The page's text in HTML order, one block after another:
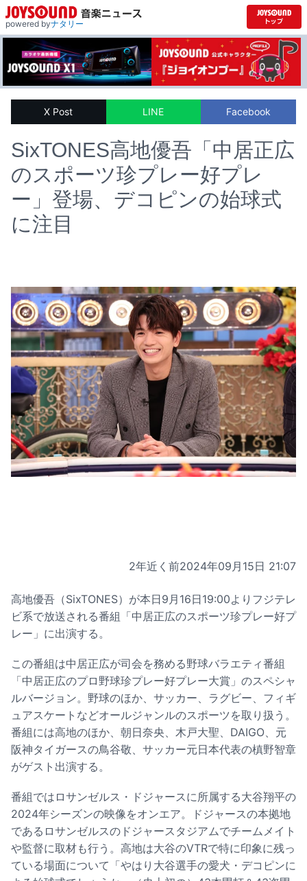
powered byナタリー
X Post LINE Facebook
SixTONES高地優吾「中居正広
のスポーツ珍プレー好プレ
ー」登場、デコピンの始球式
に注目
2年近く前2024年09月15日 21:07
高地優吾（SixTONES）が本日9月16日19:00よりフジテレ
ビ系で放送される番組「中居正広のスポーツ珍プレー好プ
レー」に出演する。
この番組は中居正広が司会を務める野球バラエティ番組
「中居正広のプロ野球珍プレー好プレー大賞」のスペシャ
ルバージョン。野球のほか、サッカー、ラグビー、フィギ
ュアスケートなどオールジャンルのスポーツを取り扱う。
番組には高地のほか、朝日奈央、木戸大聖、DAIGO、元
阪神タイガースの鳥谷敬、サッカー元日本代表の槙野智章
がゲスト出演する。
番組ではロサンゼルス・ドジャースに所属する大谷翔平の
2024年シーズンの映像をオンエア。ドジャースの本拠地
であるロサンゼルスのドジャースタジアムでチームメイト
や監督に取材も行う。高地は大谷のVTRで特に印象に残っ
ている場面について「やはり大谷選手の愛犬・デコピンに